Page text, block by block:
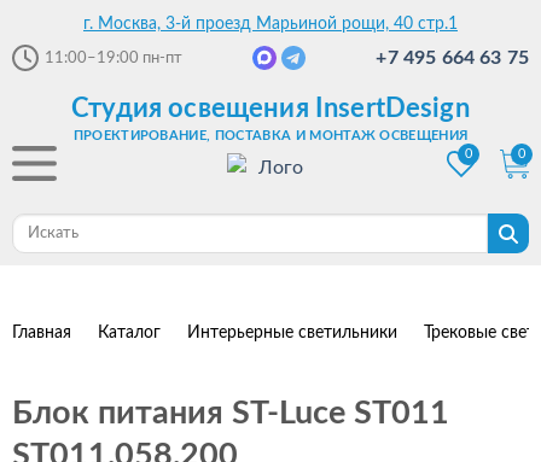
г. Москва, 3-й проезд Марьиной рощи, 40 стр.1
11:00–19:00 пн-пт +7 495 664 63 75
Студия освещения InsertDesign
ПРОЕКТИРОВАНИЕ, ПОСТАВКА И МОНТАЖ ОСВЕЩЕНИЯ
0
0
Главная Каталог Интерьерные светильники Трековые
Блок питания ST-Luce ST011
ST011.058.200